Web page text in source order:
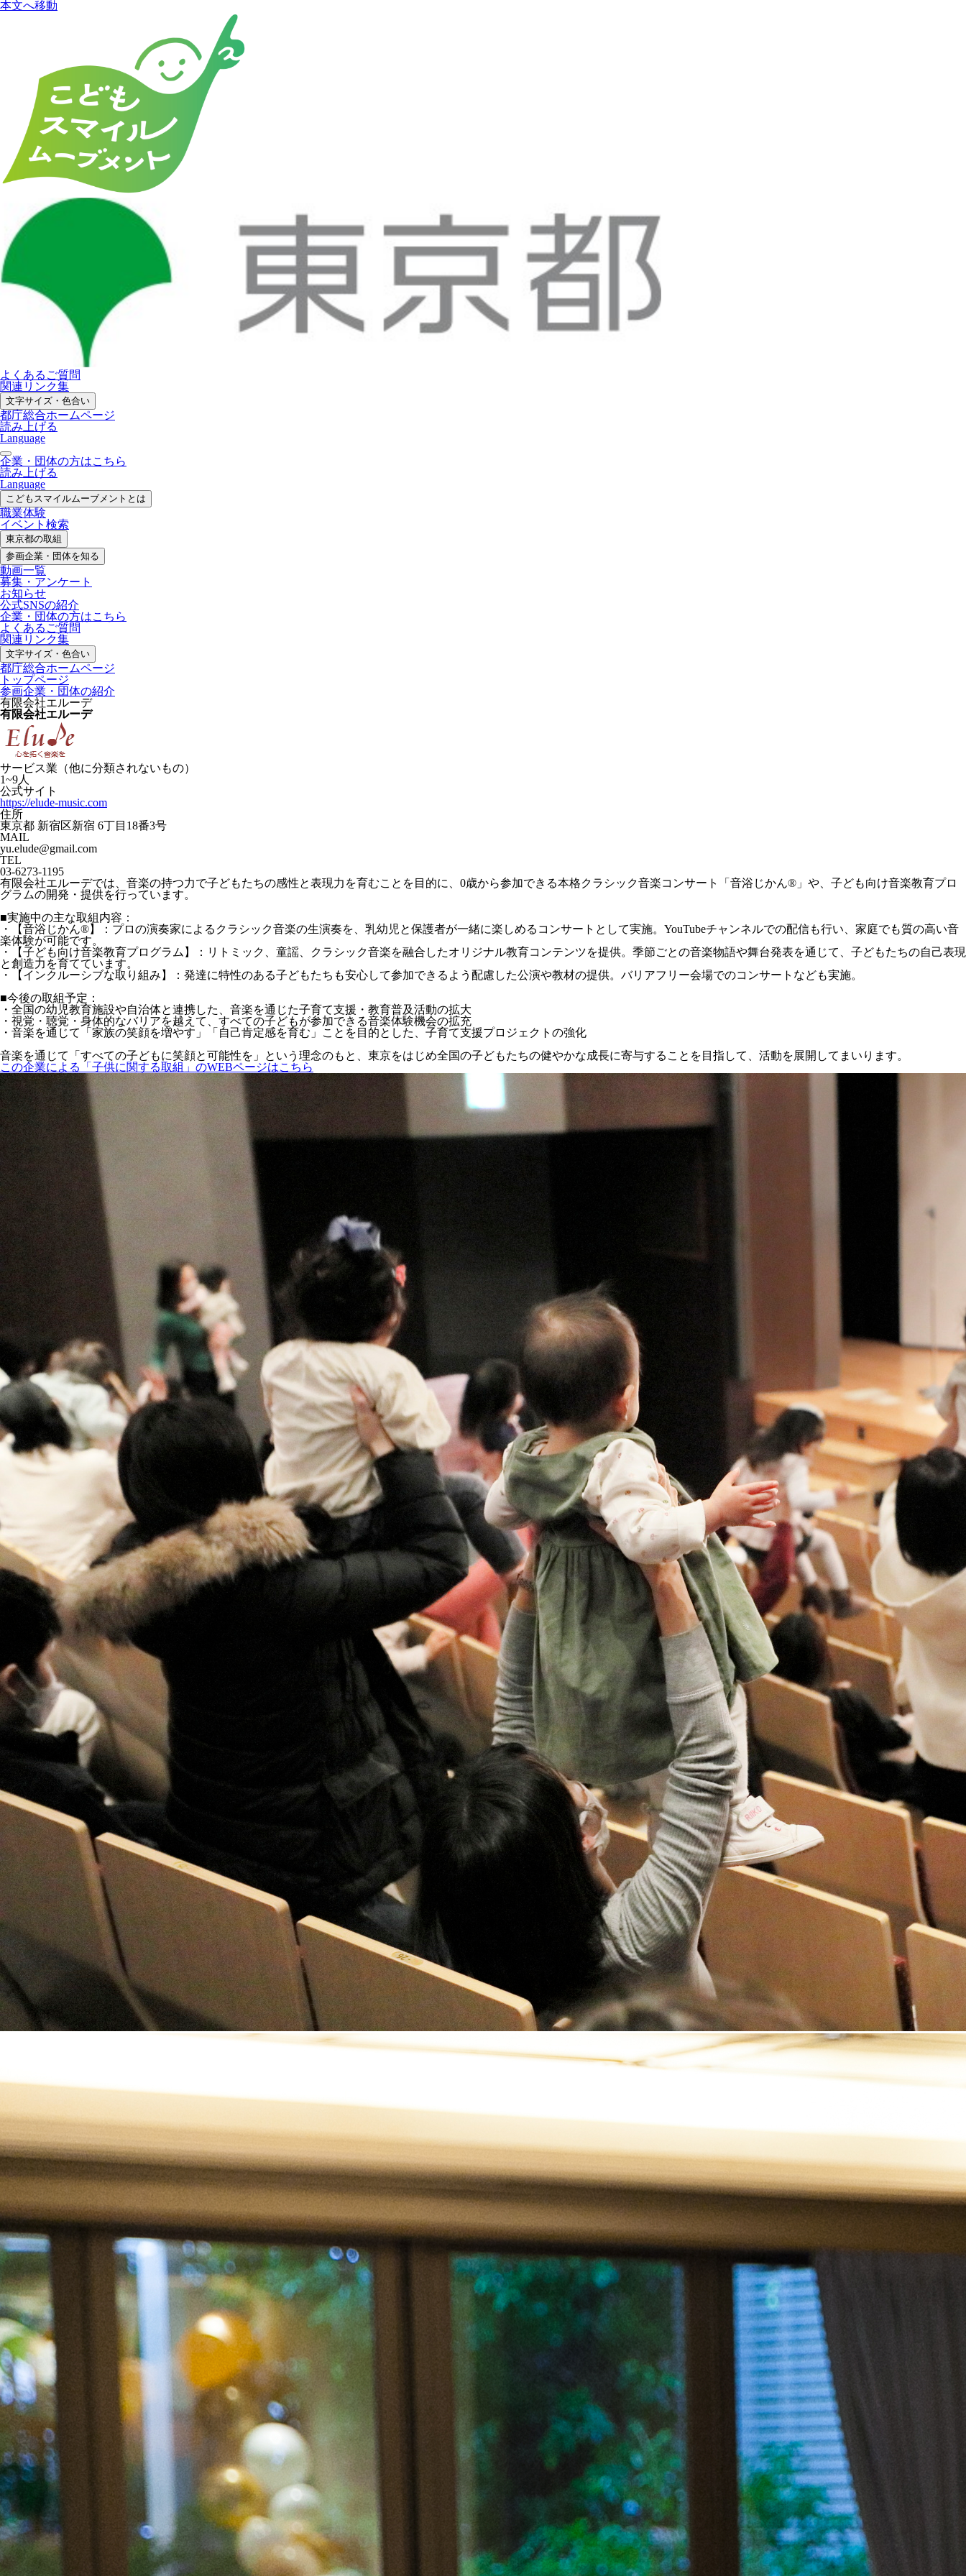
本文へ移動
よくあるご質問
関連リンク集
文字サイズ・色合い
都庁総合ホームページ
読み上げる
Language
企業・団体の方はこちら
読み上げる
Language
こどもスマイルムーブメントとは
職業体験
イベント検索
東京都の取組
参画企業・ 団体を知る
動画一覧
募集・ アンケート
お知らせ
公式SNSの紹介
企業・団体の方はこちら
よくあるご質問
関連リンク集
文字サイズ・色合い
都庁総合ホームページ
トップページ
参画企業・団体の紹介
有限会社エルーデ
有限会社エルーデ
サービス業（他に分類されないもの）
1~9人
公式サイト
https://elude-music.com
住所
東京都 新宿区新宿 6丁目18番3号
MAIL
yu.elude@gmail.com
TEL
03-6273-1195
有限会社エルーデでは、音楽の持つ力で子どもたちの感性と表現力を育むことを目的に、0歳から参加できる本格クラシック音楽コンサート「音浴じかん®️」や、子ども向け音楽教育プロ
グラムの開発・提供を行っています。
■実施中の主な取組内容：
・【音浴じかん®️】：プロの演奏家によるクラシック音楽の生演奏を、乳幼児と保護者が一緒に楽しめるコンサートとして実施。YouTubeチャンネルでの配信も行い、家庭でも質の高い音
楽体験が可能です。
・【子ども向け音楽教育プログラム】：リトミック、童謡、クラシック音楽を融合したオリジナル教育コンテンツを提供。季節ごとの音楽物語や舞台発表を通じて、子どもたちの自己表現
と創造力を育てています。
・【インクルーシブな取り組み】：発達に特性のある子どもたちも安心して参加できるよう配慮した公演や教材の提供。バリアフリー会場でのコンサートなども実施。
■今後の取組予定：
・全国の幼児教育施設や自治体と連携した、音楽を通じた子育て支援・教育普及活動の拡大
・視覚・聴覚・身体的なバリアを越えて、すべての子どもが参加できる音楽体験機会の拡充
・音楽を通じて「家族の笑顔を増やす」「自己肯定感を育む」ことを目的とした、子育て支援プロジェクトの強化
音楽を通じて「すべての子どもに笑顔と可能性を」という理念のもと、東京をはじめ全国の子どもたちの健やかな成長に寄与することを目指して、活動を展開してまいります。
この企業による「子供に関する取組」のWEBページはこちら